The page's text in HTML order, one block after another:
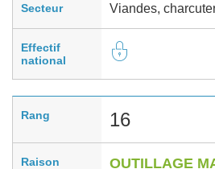
Secteur Viandes,
Effectif
national
Rang 16
Raison
OUTILLAGE